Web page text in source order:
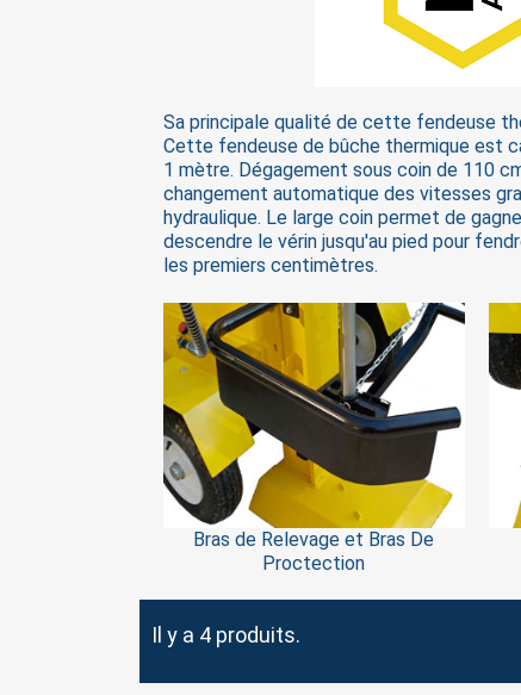
Sa principale qualité de cette fendeuse
Cette fendeuse de bûche thermique est
1 mètre. Dégagement sous coin de 110
changement automatique des vitesses
hydraulique. Le large coin permet de
descendre le vérin jusqu'au pied pour
les premiers centimètres.
Bras de Relevage et Bras De
Proctection
Il y a 4 produits.